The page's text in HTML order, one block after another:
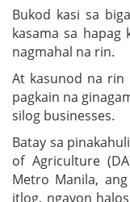
Bukod kasi sa
kasama sa
nagmahal na rin.
At kasunod na rin
pagkain na
silog businesses.
Batay sa
of Agriculture
Metro Manila,
itlog, ngayon